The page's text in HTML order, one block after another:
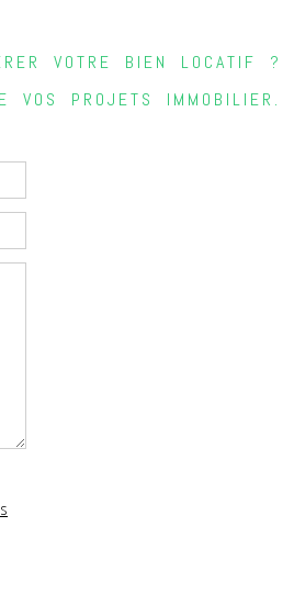
VOTRE BIEN LOCATIF ?
VOS PROJETS IMMOBILIER.